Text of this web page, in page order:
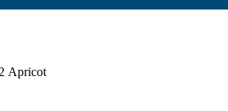
Apricot